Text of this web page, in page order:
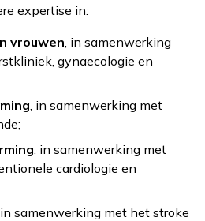
expertise in:
vrouwen , in samenwerking
gynaecologie en
, in samenwerking met
, in samenwerking met
cardiologie en
, in samenwerking met het stroke